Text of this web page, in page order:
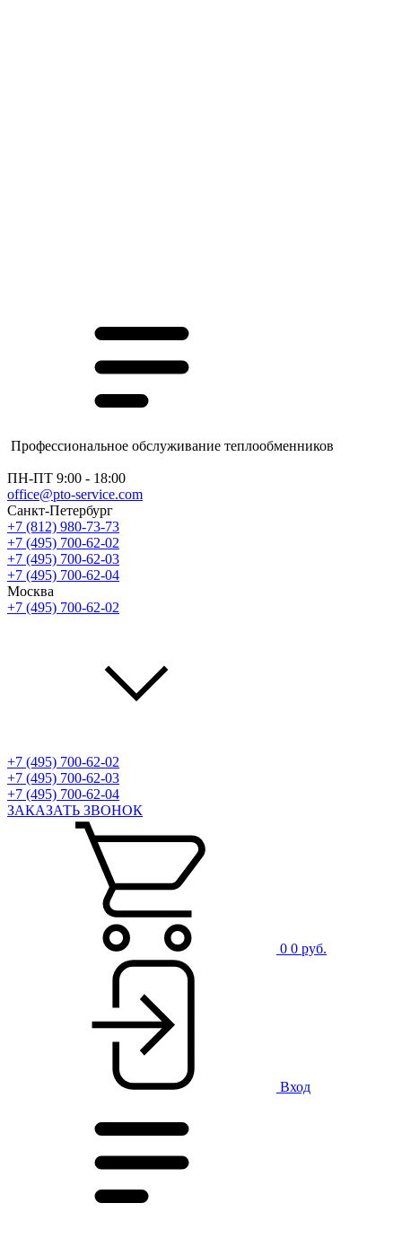
Профессиональное обслуживание теплообменников
ПН-ПТ 9:00 - 18:00
office@pto-service.com
Санкт-Петербург
+7 (812) 980-73-73
+7 (495) 700-62-02
+7 (495) 700-62-03
+7 (495) 700-62-04
Москва
+7 (495) 700-62-02
+7 (495) 700-62-02
+7 (495) 700-62-03
+7 (495) 700-62-04
ЗАКАЗАТЬ ЗВОНОК
0 0 руб.
Вход